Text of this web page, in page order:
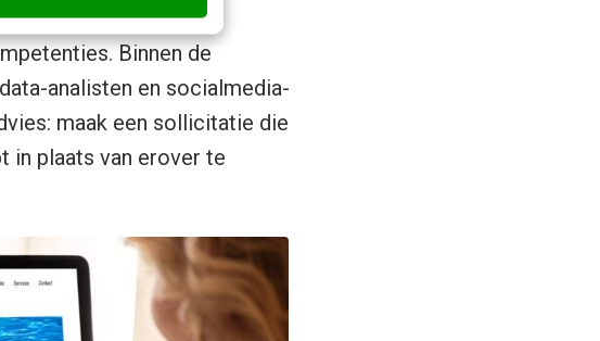
Binnen de
analisten en socialmedia-
maak een sollicitatie die
in plaats van erover te